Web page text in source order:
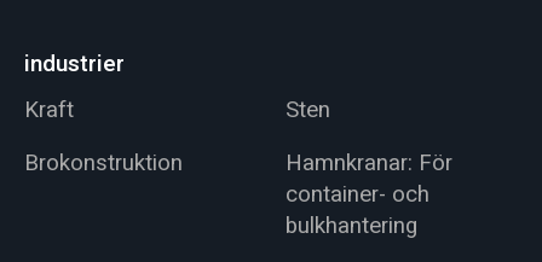
industrier
Kraft
Sten
Brokonstruktion
Hamnkranar: För
container- och
bulkhantering